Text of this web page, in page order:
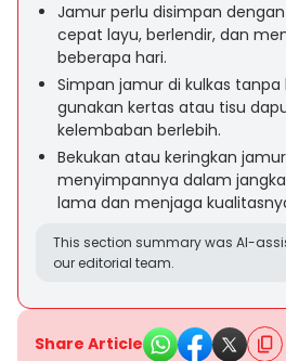
Jamur perlu disimpan
cepat layu, berlendir, dan
beberapa hari.
Simpan jamur di kulkas
gunakan kertas atau tisu
kelembaban berlebih.
Bekukan atau keringkan
menyimpannya dalam
lama dan menjaga
This section summary was AI-
our editorial team.
Share Article